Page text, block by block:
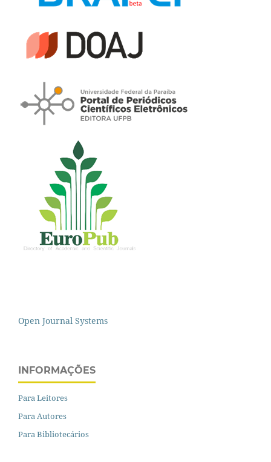
Open Journal Systems
INFORMAÇÕES
Para Leitores
Para Autores
Para Bibliotecários